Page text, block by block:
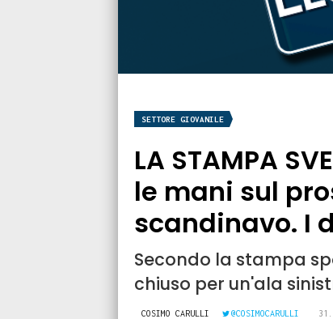
SETTORE GIOVANILE
LA STAMPA
le mani sul
scandinavo. I
Secondo la stampa
chiuso per un'ala
COSIMO CARULLI @COSIMOCARULLI